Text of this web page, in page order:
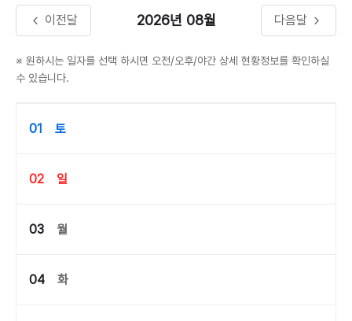
이전달 2026년 08월 다음달
※ 원하시는 일자를 선택 하시면 오전/오후/야간 상세 현황정보를 확인하실
수 있습니다.
01 토
02 일
03 월
04 화